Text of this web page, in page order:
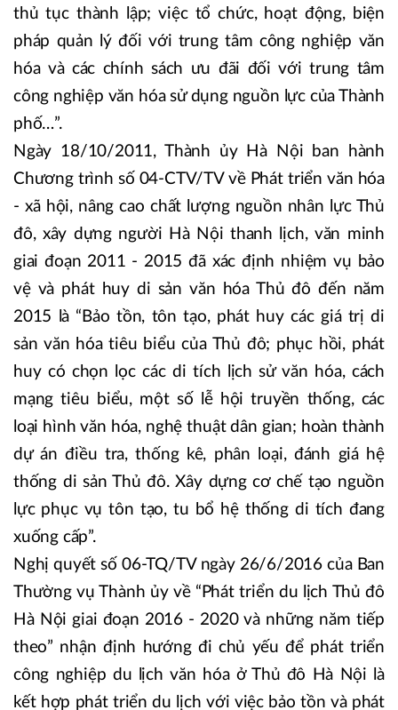
thủ tục thành lập; việc tổ chức, hoạt động, biện
pháp quản lý đối với trung tâm công nghiệp văn
hóa và các chính sách ưu đãi đối với trung tâm
công nghiệp văn hóa sử dụng nguồn lực của Thành
phố…”.
Ngày 18/10/2011, Thành ủy Hà Nội ban hành
Chương trình số 04-CTV/TV về Phát triển văn hóa
- xã hội, nâng cao chất lượng nguồn nhân lực Thủ
đô, xây dựng người Hà Nội thanh lịch, văn minh
giai đoạn 2011 - 2015 đã xác định nhiệm vụ bảo
vệ và phát huy di sản văn hóa Thủ đô đến năm
2015 là “Bảo tồn, tôn tạo, phát huy các giá trị di
sản văn hóa tiêu biểu của Thủ đô; phục hồi, phát
huy có chọn lọc các di tích lịch sử văn hóa, cách
mạng tiêu biểu, một số lễ hội truyền thống, các
loại hình văn hóa, nghệ thuật dân gian; hoàn thành
dự án điều tra, thống kê, phân loại, đánh giá hệ
thống di sản Thủ đô. Xây dựng cơ chế tạo nguồn
lực phục vụ tôn tạo, tu bổ hệ thống di tích đang
xuống cấp”.
Nghị quyết số 06-TQ/TV ngày 26/6/2016 của Ban
Thường vụ Thành ủy về “Phát triển du lịch Thủ đô
Hà Nội giai đoạn 2016 - 2020 và những năm tiếp
theo” nhận định hướng đi chủ yếu để phát triển
công nghiệp du lịch văn hóa ở Thủ đô Hà Nội là
kết hợp phát triển du lịch với việc bảo tồn và phát